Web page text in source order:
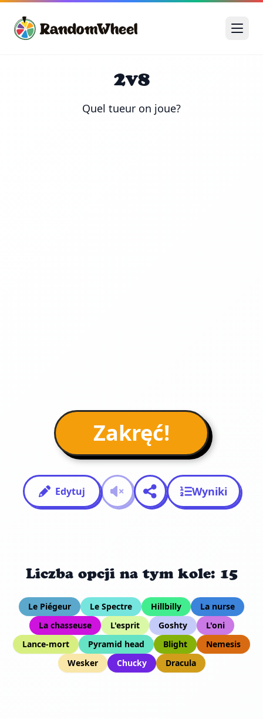
2v8
Quel tueur on joue?
Zakręć!
Edytuj Wyniki
Liczba opcji na tym kole: 15
Le Piégeur Le Spectre Hillbilly
La nurse
La chasseuse
L'esprit Goshty
L'oni
Lance-mort
Pyramid head Blight
Nemesis
Wesker
Chucky Dracula